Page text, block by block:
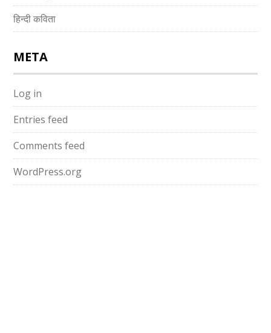
हिन्दी कविता
META
Log in
Entries feed
Comments feed
WordPress.org